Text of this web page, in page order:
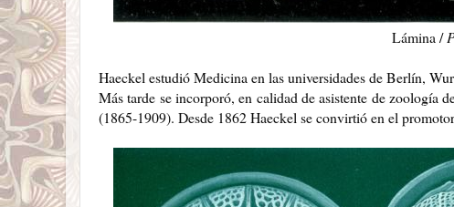
Lámina /
Haeckel estudió Medicina en las universidades de Berlín,
Más tarde se incorporó, en calidad de asistente de zoología
(1865-1909). Desde 1862 Haeckel se convirtió en el